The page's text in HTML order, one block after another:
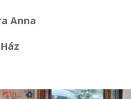
Anna